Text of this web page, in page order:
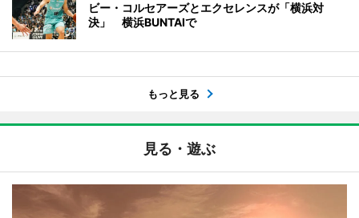
ビー・コルセアーズとエクセレンスが「横浜対
決」 横浜BUNTAIで
もっと見る
見る・遊ぶ